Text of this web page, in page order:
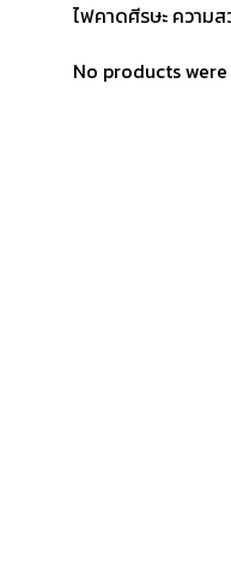
ไฟคาดศีรษะ ความ
No products